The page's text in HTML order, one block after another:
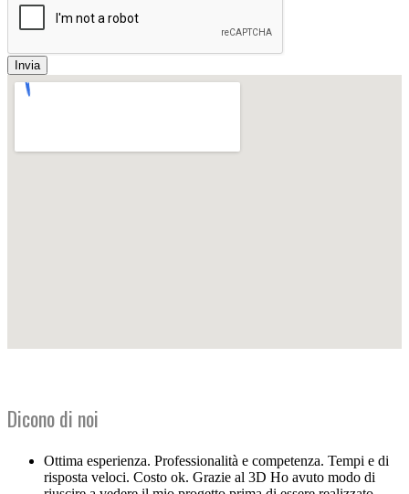
Invia
Dicono di noi
Ottima esperienza. Professionalità e competenza. Tempi e di
risposta veloci. Costo ok. Grazie al 3D Ho avuto modo di